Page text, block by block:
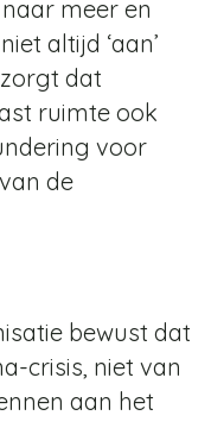
meer en
altijd ‘aan’
dat
ruimte ook
voor
de
bewust dat
crisis, niet van
aan het